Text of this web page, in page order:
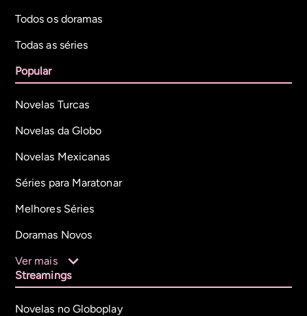
Todos os doramas
Todas as séries
Popular
Novelas Turcas
Novelas da Globo
Novelas Mexicanas
Séries para Maratonar
Melhores Séries
Doramas Novos
Ver mais
Streamings
Novelas no Globoplay